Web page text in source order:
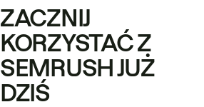
ZACZNIJ
KORZYSTAĆ Z
SEMRUSH JUŻ
DZIŚ